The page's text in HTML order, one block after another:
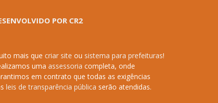
POR CR2
mais que criar site ou sistema para prefeituras!
uma assessoria completa, onde
em contrato que todas as exigências
leis de transparência pública serão atendidas.